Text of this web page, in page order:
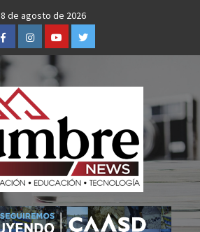
8 de agosto de 2026
FacebookInstagramYoutubeTwitter